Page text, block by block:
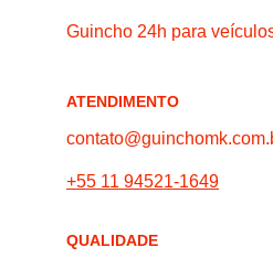
Guincho 24h para
ATENDIMENTO
QUALIDADE
+55 11 94521-1649